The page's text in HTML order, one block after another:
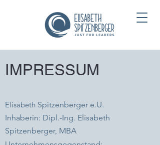
IMPRESSUM
Elisabeth Spitzenberger e.U.
Inhaberin: Dipl.-Ing. Elisabeth
Spitzenberger, MBA